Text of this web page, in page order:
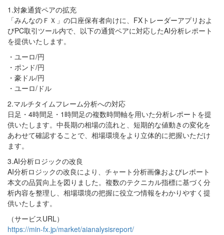
1.対象通貨ペアの拡充
「みんなのＦＸ」の口座保有者向けに、FXトレーダーアプリおよ
びPC取引ツール内で、以下の通貨ペアに対応したAI分析レポート
を提供いたします。
・ユーロ/円
・ポンド/円
・豪ドル/円
・ユーロ/ドル
2.マルチタイムフレーム分析への対応
日足・4時間足・1時間足の複数時間軸を用いた分析レポートを提
供いたします。中長期の相場の流れと、短期的な値動きの変化を
あわせて確認することで、相場環境をより立体的に把握いただけ
ます。
3.AI分析ロジックの改良
AI分析ロジックの改良により、チャート分析画像およびレポート
本文の品質向上を図りました。複数のテクニカル指標に基づく分
析内容を整理し、相場環境の把握に役立つ情報をわかりやすく提
供いたします。
（サービスURL）
https://min-fx.jp/market/aianalysisreport/